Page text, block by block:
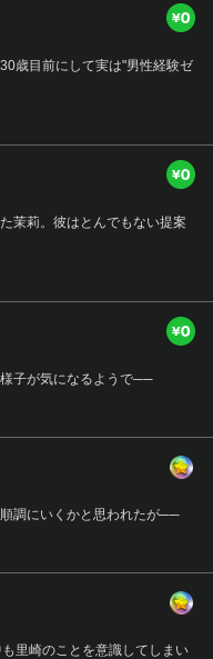
歳目前にして実は"男性経験ゼ
茉莉。彼はとんでもない提案
子が気になるようで──
調にいくかと思われたが──
里崎のことを意識してしまい